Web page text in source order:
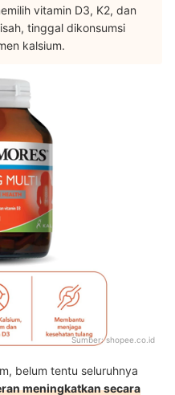
vitamin D3, K2, dan
tinggal dikonsumsi
kalsium.
Sumber:shopee.co.id
belum tentu seluruhnya
meningkatkan secara